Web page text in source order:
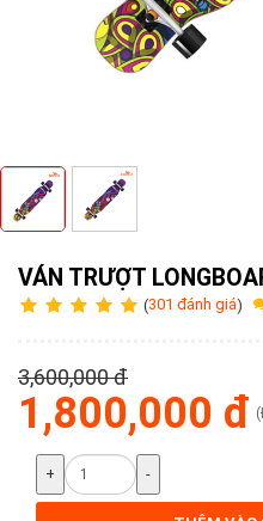
338
VÁN TRƯỢT
(301 đánh giá)
3,600,000 đ
1,800,000 đ
+ -